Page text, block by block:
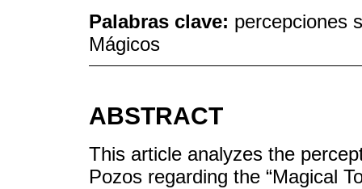
Palabras clave: percepciones
Mágicos
ABSTRACT
This article analyzes the
Pozos regarding the “Magical